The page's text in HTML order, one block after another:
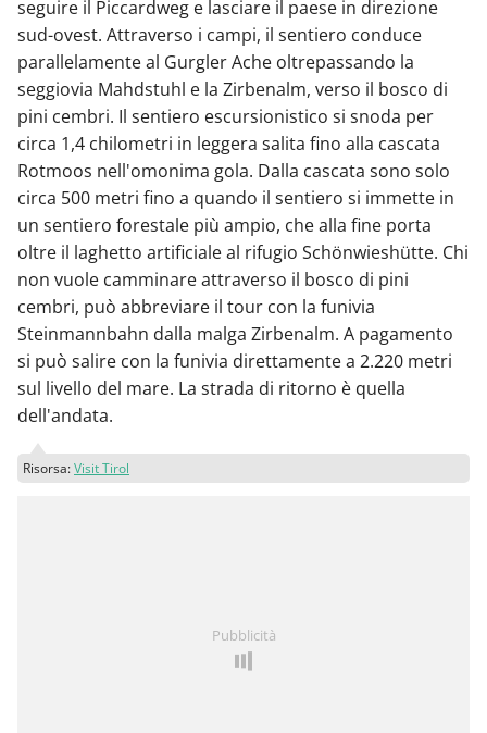
seguire il Piccardweg e lasciare il paese in direzione
sud-ovest. Attraverso i campi, il sentiero conduce
parallelamente al Gurgler Ache oltrepassando la
seggiovia Mahdstuhl e la Zirbenalm, verso il bosco di
pini cembri. Il sentiero escursionistico si snoda per
circa 1,4 chilometri in leggera salita fino alla cascata
Rotmoos nell'omonima gola. Dalla cascata sono solo
circa 500 metri fino a quando il sentiero si immette in
un sentiero forestale più ampio, che alla fine porta
oltre il laghetto artificiale al rifugio Schönwieshütte. Chi
non vuole camminare attraverso il bosco di pini
cembri, può abbreviare il tour con la funivia
Steinmannbahn dalla malga Zirbenalm. A pagamento
si può salire con la funivia direttamente a 2.220 metri
sul livello del mare. La strada di ritorno è quella
dell'andata.
Risorsa:Visit Tirol
Pubblicità